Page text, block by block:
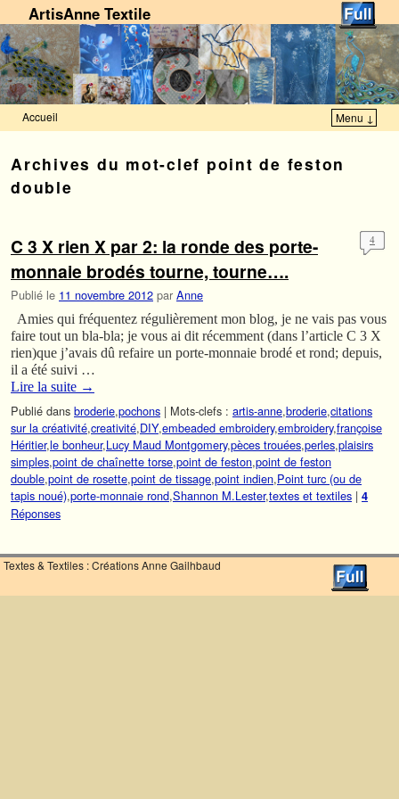
ArtisAnne Textile
Accueil Menu ↓
Archives du mot-clef point de feston
double
C 3 X rien X par 2: la ronde des porte-
monnaie brodés tourne, tourne….
Publié le 11 novembre 2012 par Anne
4
Amies qui fréquentez régulièrement mon blog, je ne vais pas vous
faire tout un bla-bla; je vous ai dit récemment (dans l’article C 3 X
rien)que j’avais dû refaire un porte-monnaie brodé et rond; depuis,
il a été suivi …
Lire la suite →
Publié dans broderie,pochons | Mots-clefs : artis-anne,broderie,citations
sur la créativité,creativité,DIY,embeaded embroidery,embroidery,françoise
Héritier,le bonheur,Lucy Maud Montgomery,pèces trouées,perles,plaisirs
simples,point de chaînette torse,point de feston,point de feston
double,point de rosette,point de tissage,point indien,Point turc (ou de
tapis noué),porte-monnaie rond,Shannon M.Lester,textes et textiles | 4
Réponses
Textes & Textiles : Créations Anne Gailhbaud